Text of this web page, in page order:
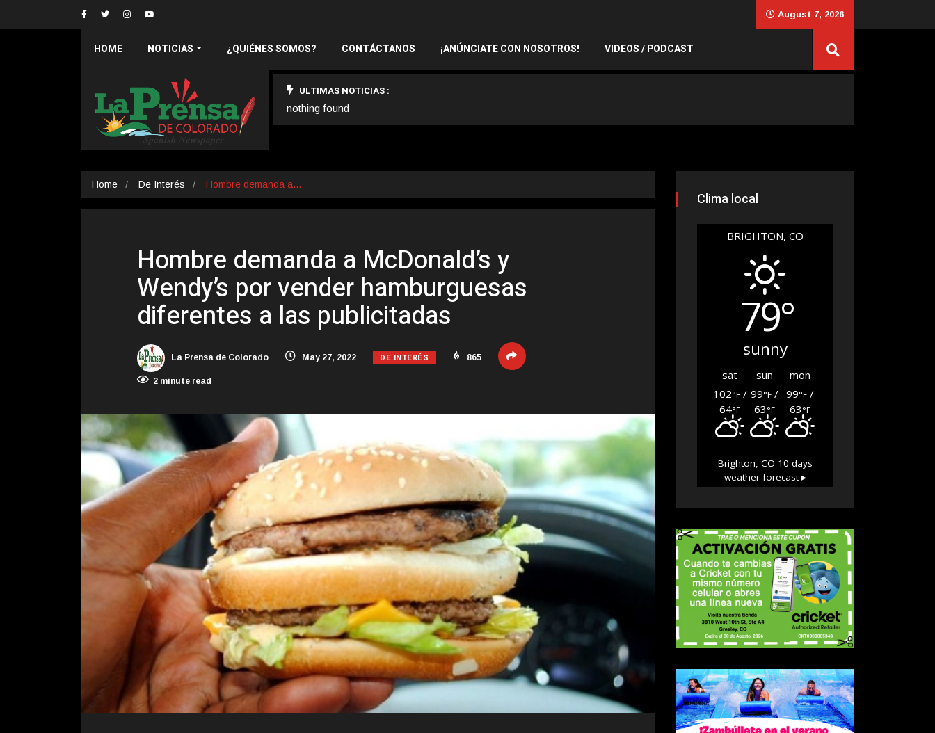
August 7, 2026
HOME NOTICIAS ¿QUIÉNES SOMOS? CONTÁCTANOS ¡ANÚNCIATE CON NOSOTROS! VIDEOS / PODCAST
ULTIMAS NOTICIAS :
nothing found
Home De Interés Hombre demanda a…
Hombre demanda a McDonald’s y
Wendy’s por vender hamburguesas
diferentes a las publicitadas
La Prensa de Colorado May 27, 2022 DE INTERÉS 865
2 minute read
Clima local
BRIGHTON, CO
79°
sunny
sat sun
mon
102°F/
64°F
99°F /
63°F
99°F/
63°F
Brighton, CO 10 days
weather forecast ▸